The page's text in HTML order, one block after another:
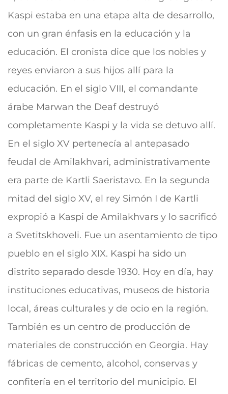
Kaspi estaba en una etapa alta de desarrollo,
con un gran énfasis en la educación y la
educación. El cronista dice que los nobles y
reyes enviaron a sus hijos allí para la
educación. En el siglo VIII, el comandante
árabe Marwan the Deaf destruyó
completamente Kaspi y la vida se detuvo allí.
En el siglo XV pertenecía al antepasado
feudal de Amilakhvari, administrativamente
era parte de Kartli Saeristavo. En la segunda
mitad del siglo XV, el rey Simón I de Kartli
expropió a Kaspi de Amilakhvars y lo sacrificó
a Svetitskhoveli. Fue un asentamiento de tipo
pueblo en el siglo XIX. Kaspi ha sido un
distrito separado desde 1930. Hoy en día, hay
instituciones educativas, museos de historia
local, áreas culturales y de ocio en la región.
También es un centro de producción de
materiales de construcción en Georgia. Hay
fábricas de cemento, alcohol, conservas y
confitería en el territorio del municipio. El